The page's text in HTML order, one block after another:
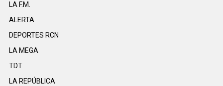
LA F.M.
ALERTA
DEPORTES RCN
LA MEGA
TDT
LA REPÚBLICA